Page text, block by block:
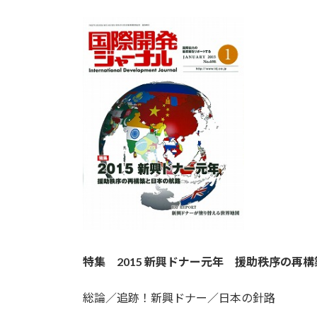
特集 2015 新興ドナー元年 援助秩序の再構
総論／追跡！新興ドナー／日本の針路